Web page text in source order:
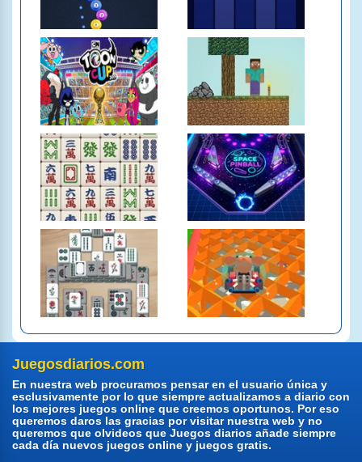
Juegosdiarios.com
En nuestra web procuramos pensar en el usuario única y
esclusivamente por lo que siempre actualizamos a diario con
los mejores juegos online que creemos oportunos. Por eso
queremos daros las gracias por visitar nuestra web y no
queremos que olvideos que Juegos diarios añade siempre
cada día nuevos juegos online y juegos gratis.